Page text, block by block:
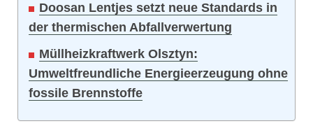
Doosan Lentjes setzt neue Standards in
der thermischen Abfallverwertung
Müllheizkraftwerk Olsztyn:
Umweltfreundliche Energieerzeugung ohne
fossile Brennstoffe